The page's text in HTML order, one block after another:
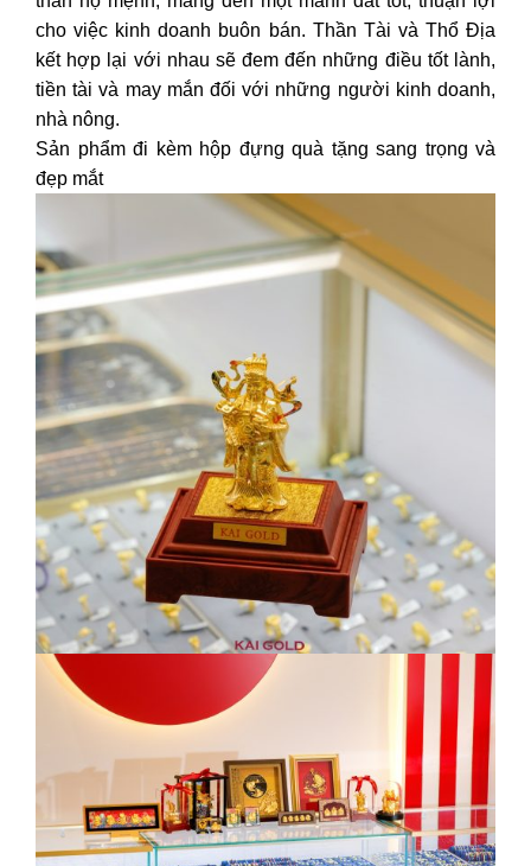
cho việc kinh doanh buôn bán. Thần Tài và Thổ Địa
kết hợp lại với nhau sẽ đem đến những điều tốt lành,
tiền tài và may mắn đối với những người kinh doanh,
nhà nông.
Sản phẩm đi kèm hộp đựng quà tặng sang trọng và
đẹp mắt